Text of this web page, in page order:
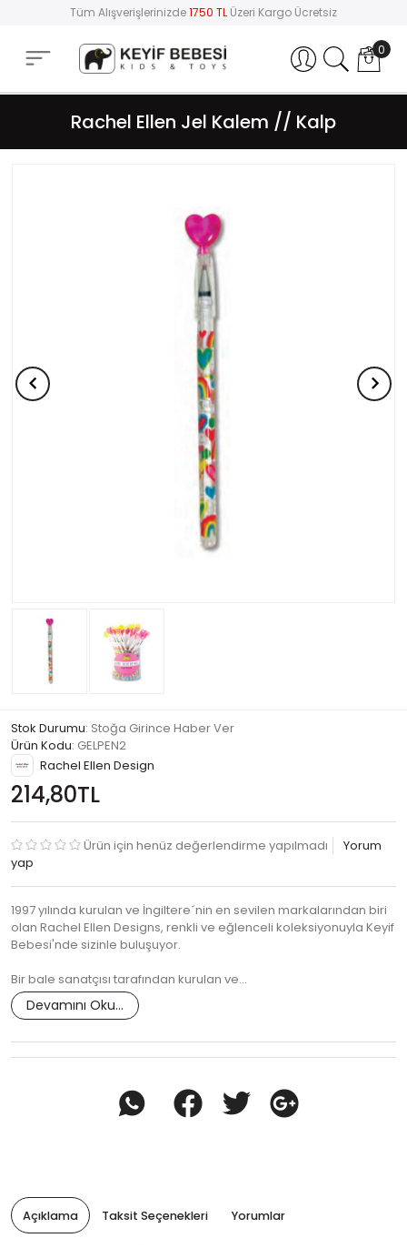
Tüm Alışverişlerinizde1750 TL Üzeri Kargo Ücretsiz
Hesabım 0
Rachel Ellen Jel Kalem // Kalp
Stok Durumu: Stoğa Girince Haber Ver
Ürün Kodu: GELPEN2
Rachel Ellen Design
214,80TL
Ürün için henüz değerlendirme yapılmadı
Yorum
yap
1997 yılında kurulan ve İngiltere´nin en sevilen markalarından biri
olan Rachel Ellen Designs, renkli ve eğlenceli koleksiyonuyla Keyif
Bebesi'nde sizinle buluşuyor.
Bir bale sanatçısı tarafından kurulan ve…
Devamını Oku...
Açıklama Taksit Seçenekleri Yorumlar